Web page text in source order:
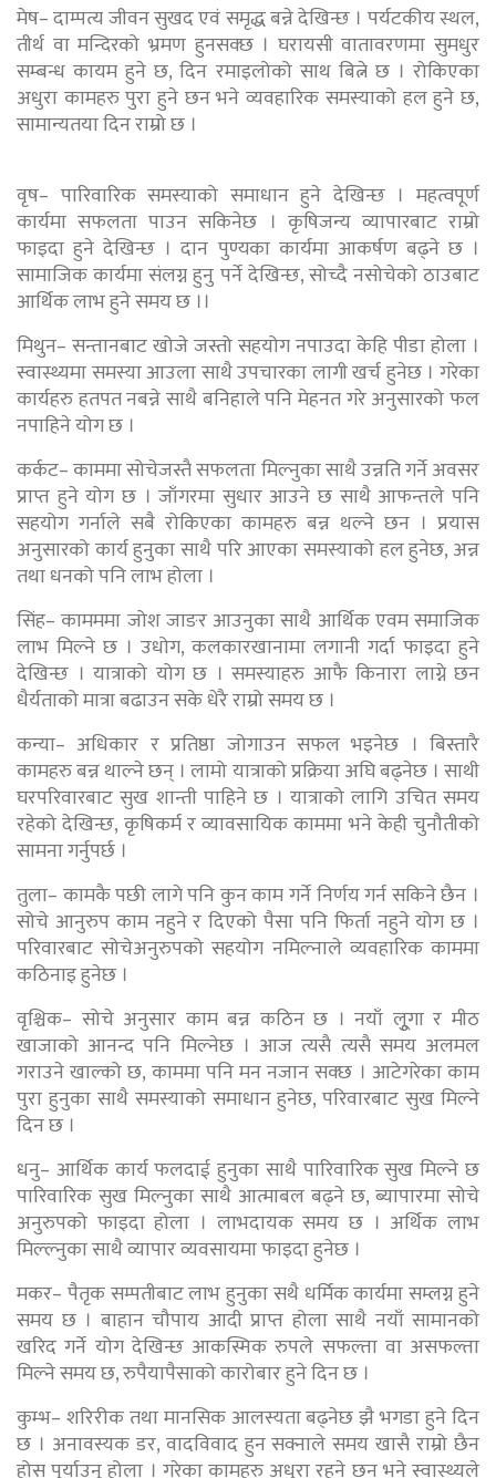
मेष– दाम्पत्य जीवन सुखद एवं समृद्ध बन्ने देखिन्छ । पर्यटकीय स्थल,
तीर्थ वा मन्दिरको भ्रमण हुनसक्छ । घरायसी वातावरणमा सुमधुर
सम्बन्ध कायम हुने छ, दिन रमाइलोको साथ बित्ने छ । रोकिएका
अधुरा कामहरु पुरा हुने छन भने व्यवहारिक समस्याको हल हुने छ,
सामान्यतया दिन राम्रो छ ।
वृष– पारिवारिक समस्याको समाधान हुने देखिन्छ । महत्वपूर्ण
कार्यमा सफलता पाउन सकिनेछ । कृषिजन्य व्यापारबाट राम्रो
फाइदा हुने देखिन्छ । दान पुण्यका कार्यमा आकर्षण बढ्ने छ ।
सामाजिक कार्यमा संलग्न हुनु पर्ने देखिन्छ, सोच्दै नसोचेको ठाउबाट
आर्थिक लाभ हुने समय छ ।।
मिथुन– सन्तानबाट खोजे जस्तो सहयोग नपाउदा केहि पीडा होला ।
स्वास्थ्यमा समस्या आउला साथै उपचारका लागी खर्च हुनेछ । गरेका
कार्यहरु हतपत नबन्ने साथै बनिहाले पनि मेहनत गरे अनुसारको फल
नपाहिने योग छ ।
कर्कट– काममा सोचेजस्तै सफलता मिल्नुका साथै उन्नति गर्ने अवसर
प्राप्त हुने योग छ । जाँगरमा सुधार आउने छ साथै आफन्तले पनि
सहयोग गर्नाले सबै रोकिएका कामहरु बन्न थल्ने छन । प्रयास
अनुसारको कार्य हुनुका साथै परि आएका समस्याको हल हुनेछ, अन्न
तथा धनको पनि लाभ होला ।
सिंह– कामममा जोश जाङर आउनुका साथै आर्थिक एवम समाजिक
लाभ मिल्ने छ । उधोग, कलकारखानामा लगानी गर्दा फाइदा हुने
देखिन्छ । यात्राको योग छ । समस्याहरु आफै किनारा लाग्ने छन
धैर्यताको मात्रा बढाउन सके धेरै राम्रो समय छ ।
कन्या– अधिकार र प्रतिष्ठा जोगाउन सफल भइनेछ । बिस्तारै
कामहरु बन्न थाल्ने छन् । लामो यात्राको प्रक्रिया अघि बढ्नेछ । साथी
घरपरिवारबाट सुख शान्ती पाहिने छ । यात्राको लागि उचित समय
रहेको देखिन्छ, कृषिकर्म र व्यावसायिक काममा भने केही चुनौतीको
सामना गर्नुपर्छ ।
तुला– कामकै पछी लागे पनि कुन काम गर्ने निर्णय गर्न सकिने छैन ।
सोचे आनुरुप काम नहुने र दिएको पैसा पनि फिर्ता नहुने योग छ ।
परिवारबाट सोचेअनुरुपको सहयोग नमिल्नाले व्यवहारिक काममा
कठिनाइ हुनेछ ।
वृश्चिक– सोचे अनुसार काम बन्न कठिन छ । नयाँ लुूगा र मीठ
खाजाको आनन्द पनि मिल्नेछ । आज त्यसै त्यसै समय अलमल
गराउने खाल्को छ, काममा पनि मन नजान सक्छ । आटेगरेका काम
पुरा हुनुका साथै समस्याको समाधान हुनेछ, परिवारबाट सुख मिल्ने
दिन छ ।
धनु– आर्थिक कार्य फलदाई हुनुका साथै पारिवारिक सुख मिल्ने छ
पारिवारिक सुख मिल्नुका साथै आत्माबल बढ्ने छ, ब्यापारमा सोचे
अनुरुपको फाइदा होला । लाभदायक समय छ । अर्थिक लाभ
मिल्ल्नुका साथै व्यापार व्यवसायमा फाइदा हुनेछ ।
मकर– पैतृक सम्पतीबाट लाभ हुनुका सथै धर्मिक कार्यमा सम्लग्न हुने
समय छ । बाहान चौपाय आदी प्राप्त होला साथै नयाँ सामानको
खरिद गर्ने योग देखिन्छ आकस्मिक रुपले सफल्ता वा असफल्ता
मिल्ने समय छ, रुपैयापैसाको कारोबार हुने दिन छ ।
कुम्भ– शरिरीक तथा मानसिक आलस्यता बढ्नेछ झै भगडा हुने दिन
छ । अनावस्यक डर, वादविवाद हुन सक्नाले समय खासै राम्रो छैन
होस पुर्याउनु होला । गरेका कामहरु अधुरा रहने छन भने स्वास्थ्यले